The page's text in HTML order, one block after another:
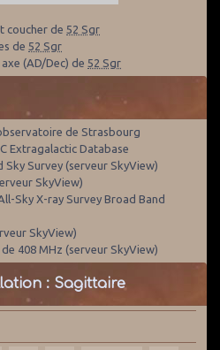
coucher de 52 Sgr
de 52 Sgr
(AD/Dec) de 52 Sgr
de Strasbourg
Extragalactic Database
Survey (serveur SkyView)
SkyView)
Sky X-ray Survey Broad Band
SkyView)
408 MHz (serveur SkyView)
: Sagittaire